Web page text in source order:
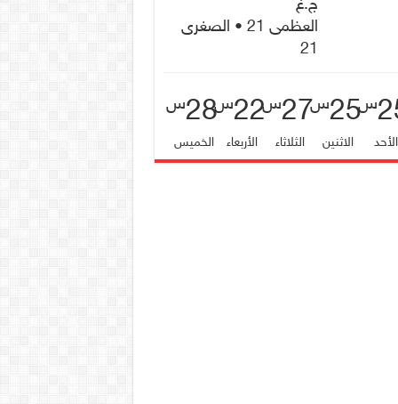
العظمى 21 • الصغرى
21
س
الأحد
25س
الاثنين
27س
الثلاثاء
22س
الأربعاء
28س
الخميس